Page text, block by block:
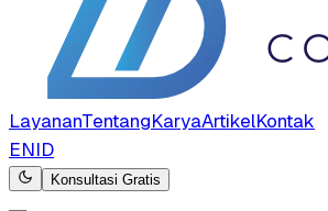
LayananTentangKaryaArtikelKontak
ENID
Konsultasi Gratis